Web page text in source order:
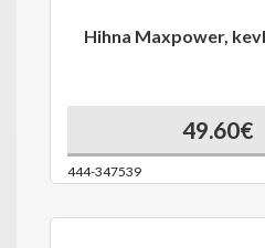
Hihna Maxpower,
49.60€
444-347539